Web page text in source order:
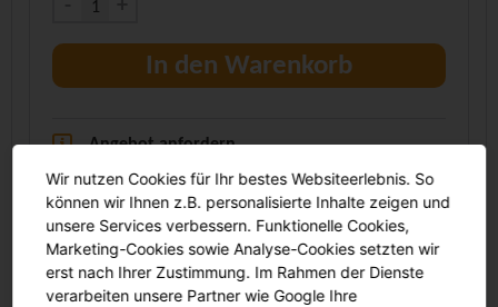
In den Warenkorb
Angebot anfordern
Unser Service für Sie. Tepper Schulbedarf liefert:
an Schulen auf Rechnung
versandkostenfrei ab € 119, darunter Porto € 4,95
Wir nutzen Cookies für Ihr bestes Websiteerlebnis. So
können wir Ihnen z.B. personalisierte Inhalte zeigen und
unsere Services verbessern. Funktionelle Cookies,
Marketing-Cookies sowie Analyse-Cookies setzten wir
erst nach Ihrer Zustimmung. Im Rahmen der Dienste
verarbeiten unsere Partner wie Google Ihre